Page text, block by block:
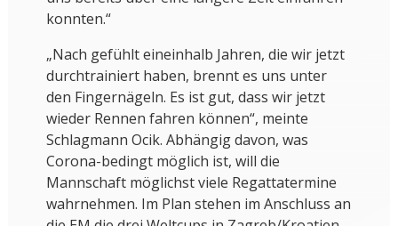
konnten.“
„Nach gefühlt eineinhalb Jahren, die wir jetzt
durchtrainiert haben, brennt es uns unter
den Fingernägeln. Es ist gut, dass wir jetzt
wieder Rennen fahren können“, meinte
Schlagmann Ocik. Abhängig davon, was
Corona-bedingt möglich ist, will die
Mannschaft möglichst viele Regattatermine
wahrnehmen. Im Plan stehen im Anschluss an